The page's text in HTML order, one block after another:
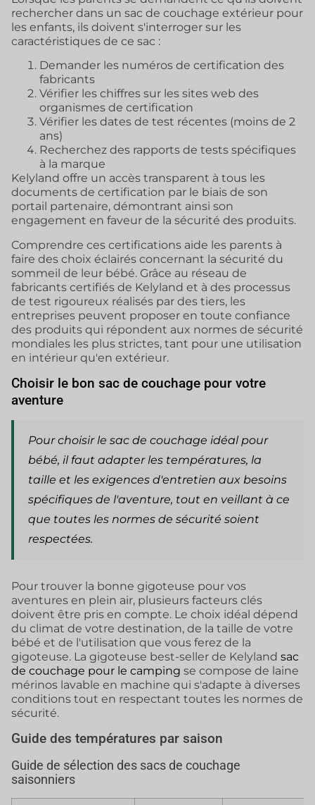
rechercher dans un sac de couchage extérieur pour
les enfants, ils doivent s'interroger sur les
caractéristiques de ce sac :
Demander les numéros de certification des
fabricants
Vérifier les chiffres sur les sites web des
organismes de certification
Vérifier les dates de test récentes (moins de 2
ans)
Recherchez des rapports de tests spécifiques
à la marque
Kelyland offre un accès transparent à tous les
documents de certification par le biais de son
portail partenaire, démontrant ainsi son
engagement en faveur de la sécurité des produits.
Comprendre ces certifications aide les parents à
faire des choix éclairés concernant la sécurité du
sommeil de leur bébé. Grâce au réseau de
fabricants certifiés de Kelyland et à des processus
de test rigoureux réalisés par des tiers, les
entreprises peuvent proposer en toute confiance
des produits qui répondent aux normes de sécurité
mondiales les plus strictes, tant pour une utilisation
en intérieur qu'en extérieur.
Choisir le bon sac de couchage pour votre
aventure
Pour choisir le sac de couchage idéal pour
bébé, il faut adapter les températures, la
taille et les exigences d'entretien aux besoins
spécifiques de l'aventure, tout en veillant à ce
que toutes les normes de sécurité soient
respectées.
Pour trouver la bonne gigoteuse pour vos
aventures en plein air, plusieurs facteurs clés
doivent être pris en compte. Le choix idéal dépend
du climat de votre destination, de la taille de votre
bébé et de l'utilisation que vous ferez de la
gigoteuse. La gigoteuse best-seller de Kelyland sac
de couchage pour le camping se compose de laine
mérinos lavable en machine qui s'adapte à diverses
conditions tout en respectant toutes les normes de
sécurité.
Guide des températures par saison
Guide de sélection des sacs de couchage
saisonniers